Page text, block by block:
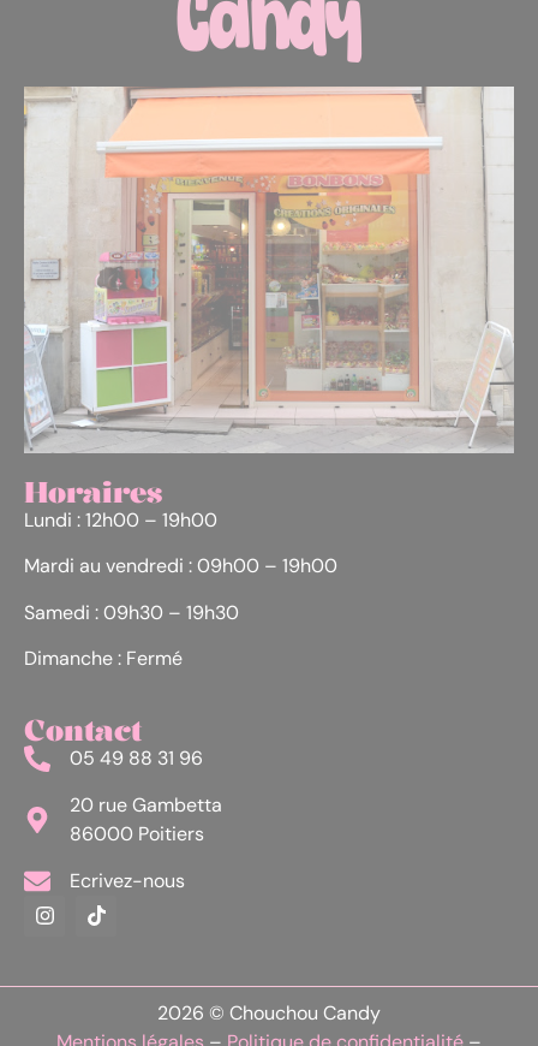
Horaires
Lundi : 12h00 – 19h00
Mardi au vendredi : 09h00 – 19h00
Samedi : 09h30 – 19h30
Dimanche : Fermé
Contact
05 49 88 31 96
20 rue Gambetta
86000 Poitiers
Ecrivez-nous
2026 © Chouchou Candy